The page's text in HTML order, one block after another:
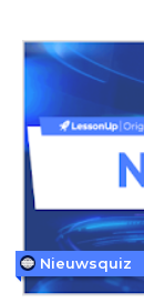
Nieuwsquiz